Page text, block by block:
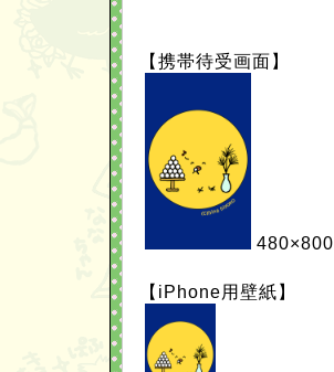
【携帯待受画面】
480×800
【iPhone用壁紙】